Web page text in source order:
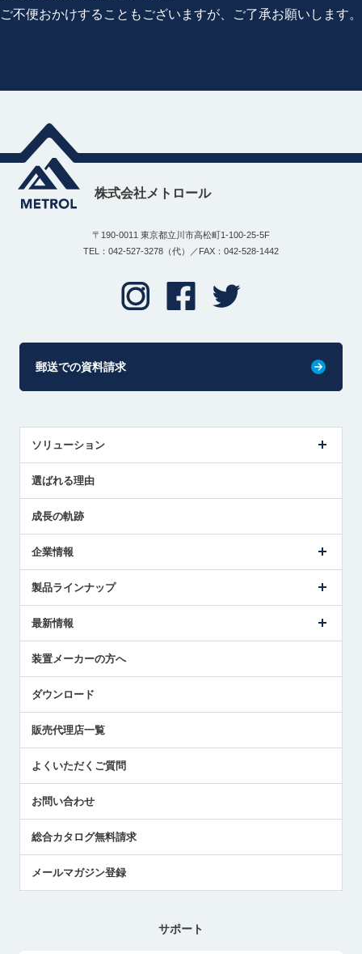
ご不便おかけすることもございますが、ご了承お願いします。
株式会社メトロール
〒190-0011 東京都立川市高松町1-100-25-5F
TEL：042-527-3278（代）／FAX：042-528-1442
郵送での資料請求
ソリューション
解決策提案
選ばれる理由
成長の軌跡
企業情報
ごあいさつ
受賞履歴
採用情報
国/地域/言語
製品ラインナップ
ツールセッタ製品
エアマイクロセンサ製品
最新情報
メトロールの技術
社員ブログ
中小企業のBCP地震対策
センサのテクニカルガイド
社長ブログ
装置メーカーの方へ
ダウンロード
販売代理店一覧
よくいただくご質問
お問い合わせ
総合カタログ無料請求
メールマガジン登録
サポート